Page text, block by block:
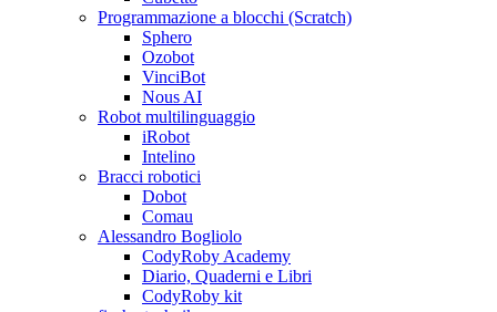
Programmazione a blocchi (Scratch)
Sphero
Ozobot
VinciBot
Nous AI
Robot multilinguaggio
iRobot
Intelino
Bracci robotici
Dobot
Comau
Alessandro Bogliolo
CodyRoby Academy
Diario, Quaderni e Libri
CodyRoby kit